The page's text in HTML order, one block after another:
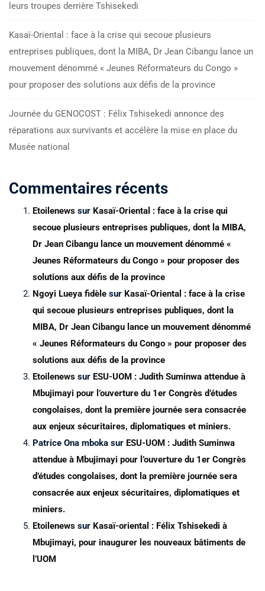
leurs troupes derrière Tshisekedi
Kasaï-Oriental : face à la crise qui secoue plusieurs
entreprises publiques, dont la MIBA, Dr Jean Cibangu lance un
mouvement dénommé « Jeunes Réformateurs du Congo »
pour proposer des solutions aux défis de la province
Journée du GENOCOST : Félix Tshisekedi annonce des
réparations aux survivants et accélère la mise en place du
Musée national
Commentaires récents
Etoilenews sur Kasaï-Oriental : face à la crise qui
secoue plusieurs entreprises publiques, dont la MIBA,
Dr Jean Cibangu lance un mouvement dénommé «
Jeunes Réformateurs du Congo » pour proposer des
solutions aux défis de la province
Ngoyi Lueya fidèle sur Kasaï-Oriental : face à la crise
qui secoue plusieurs entreprises publiques, dont la
MIBA, Dr Jean Cibangu lance un mouvement dénommé
« Jeunes Réformateurs du Congo » pour proposer des
solutions aux défis de la province
Etoilenews sur ESU-UOM : Judith Suminwa attendue à
Mbujimayi pour l’ouverture du 1er Congrès d’études
congolaises, dont la première journée sera consacrée
aux enjeux sécuritaires, diplomatiques et miniers.
Patrice Ona mboka sur ESU-UOM : Judith Suminwa
attendue à Mbujimayi pour l’ouverture du 1er Congrès
d’études congolaises, dont la première journée sera
consacrée aux enjeux sécuritaires, diplomatiques et
miniers.
Etoilenews sur Kasaï-oriental : Félix Tshisekedi à
Mbujimayi, pour inaugurer les nouveaux bâtiments de
l’UOM